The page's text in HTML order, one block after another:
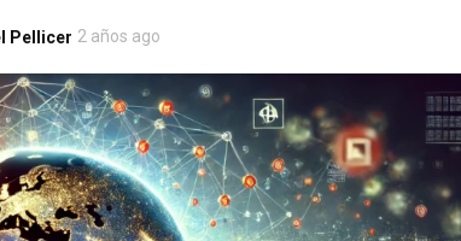
Pellicer 2 años ago